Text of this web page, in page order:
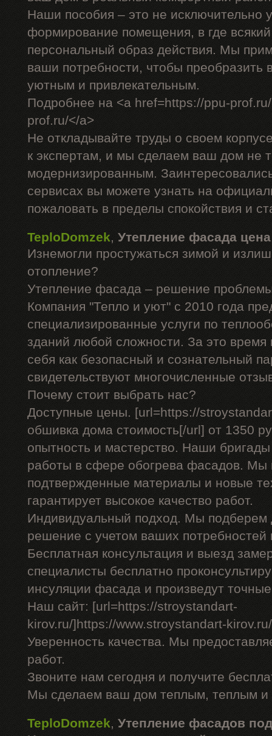
Наши пособия – это не исключительно
формирование помещения, в где
персональный образ действия. Мы
ваши потребности, чтобы
уютным и привлекательным.
Подробнее на <a href=https://ppu-
prof.ru/</a>
Не откладывайте труды о своем
к экспертам, и мы сделаем ваш дом не
модернизированным.
сервисах вы можете узнать на
пожаловать в пределы спокойствия и
TeploDomzek, Утепление фасада цена
Изнемогли простужаться зимой и
отопление?
Утепление фасада – решение
Компания "Тепло и уют" с 2010 года
специализированные услуги по
зданий любой сложности. За это
себя как безопасный и сознательный
свидетельствуют многочисленные
Почему стоит выбрать нас?
Доступные цены. [url=https://
обшивка дома стоимость[/url] от 1350
опытность и мастерство. Наши
работы в сфере обогрева фасадов. Мы
подтвержденные материалы и новые
гарантирует высокое качество работ.
Индивидуальный подход. Мы подберем
решение с учетом ваших
Бесплатная консультация и выезд
специалисты бесплатно
инсуляции фасада и произведут
Наш сайт: [url=https://stroystandart-
kirov.ru/]https://www.stroystandart-
Уверенность качества. Мы
работ.
Звоните нам сегодня и получите
Мы сделаем ваш дом теплым, теплым и
TeploDomzek, Утепление фасадов под